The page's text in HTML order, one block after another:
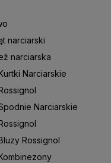
narciarski
narciarska
Narciarskie
Narciarskie
Rossignol